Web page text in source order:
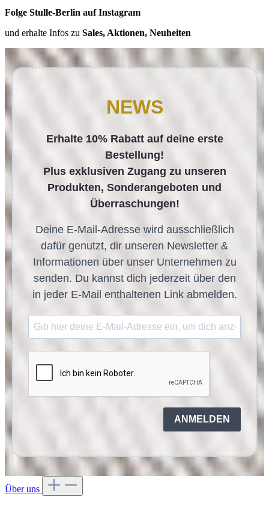
Folge Stulle-Berlin auf Instagram
und erhalte Infos zu Sales, Aktionen, Neuheiten
NEWS
Erhalte 10% Rabatt auf deine erste
Bestellung!
Plus exklusiven Zugang zu unseren
Produkten, Sonderangeboten und
Überraschungen!
Deine E-Mail-Adresse wird ausschließlich
dafür genutzt, dir unseren Newsletter &
Informationen über unser Unternehmen zu
senden. Du kannst dich jederzeit über den
in jeder E-Mail enthaltenen Link abmelden.
ANMELDEN
Über uns